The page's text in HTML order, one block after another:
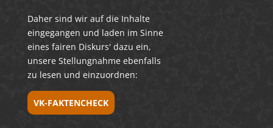
Daher sind wir auf die Inhalte
eingegangen und laden im Sinne
eines fairen Diskurs' dazu ein,
unsere Stellungnahme ebenfalls
zu lesen und einzuordnen:
VK-FAKTENCHECK